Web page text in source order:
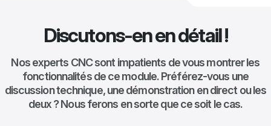
Discutons-en en détail !
Nos experts CNC sont impatients de vous montrer les
fonctionnalités de ce module. Préférez-vous une
discussion technique, une démonstration en direct ou les
deux ? Nous ferons en sorte que ce soit le cas.